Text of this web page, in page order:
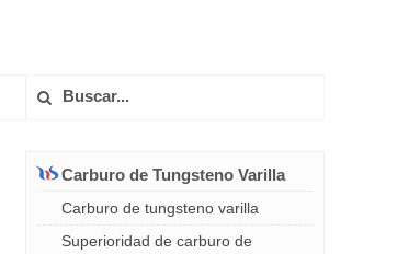
Carburo de Tungsteno Varilla
Carburo de tungsteno varilla
Superioridad de carburo de